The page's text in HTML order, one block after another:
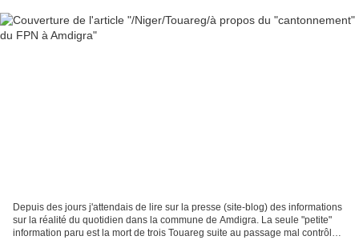
Depuis des jours j'attendais de lire sur la presse (site-blog) des informations
sur la réalité du quotidien dans la commune de Amdigra. La seule "petite"
information paru est la mort de trois Touareg suite au passage mal contrôlé